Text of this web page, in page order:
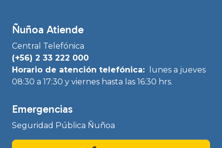
Ñuñoa Atiende
Central Telefónica
(+56) 2 33 222 000
Horario de atención telefónica:
lunes a jueves
08:30 a 17:30 y viernes hasta las 16:30 hrs.
Emergencias
Seguridad Pública Ñuñoa